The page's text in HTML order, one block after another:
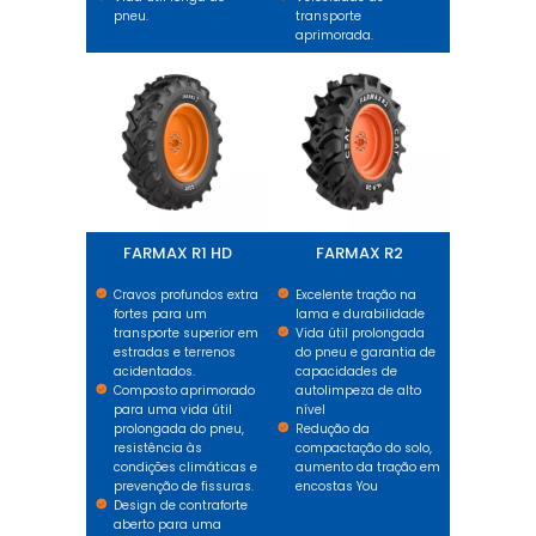
pneu.
transporte
aprimorada.
FARMAX R1 HD
Cravos profundos extra
fortes para um
transporte superior em
estradas e terrenos
acidentados.
Composto aprimorado
para uma vida útil
prolongada do pneu,
resistência às
condições climáticas e
prevenção de fissuras.
Design de contraforte
aberto para uma
FARMAX R2
Excelente tração na
lama e durabilidade
Vida útil prolongada
do pneu e garantia de
capacidades de
autolimpeza de alto
nível
Redução da
compactação do solo,
aumento da tração em
encostas You